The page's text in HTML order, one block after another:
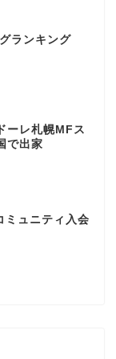
ランキング
ーレ札幌MFス
で出家
ミュニティ入会